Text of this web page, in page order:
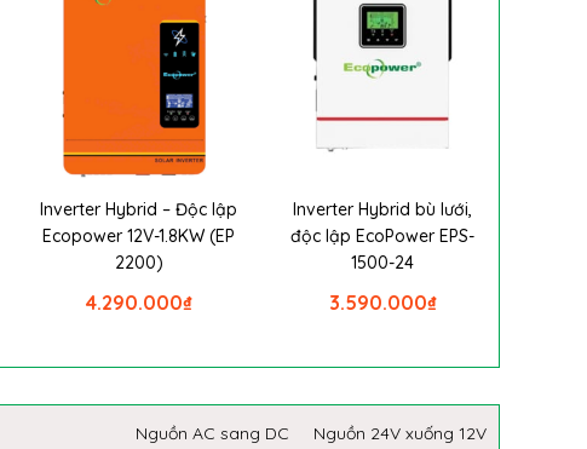
Inverter Hybrid – Độc lập
Ecopower 12V-1.8KW (EP
2200)
₫
4.290.000
Inverter Hybrid bù lưới,
độc lập EcoPower EPS-
1500-24
₫
3.590.000
Nguồn AC sang DC Nguồn 24V xuống 12V